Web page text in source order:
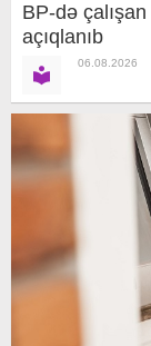
BP-də
açıqlanıb
06.08.2026